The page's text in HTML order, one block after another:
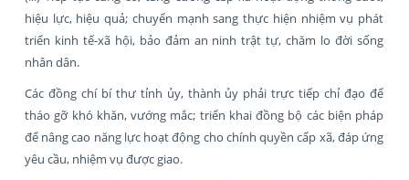
hiệu lực, hiệu quả; chuyển mạnh sang thực hiện nhiệm vụ phát
triển kinh tế-xã hội, bảo đảm an ninh trật tự, chăm lo đời sống
nhân dân.
Các đồng chí bí thư tỉnh ủy, thành ủy phải trực tiếp chỉ đạo để
tháo gỡ khó khăn, vướng mắc; triển khai đồng bộ các biện pháp
để nâng cao năng lực hoạt động cho chính quyền cấp xã, đáp ứng
yêu cầu, nhiệm vụ được giao.